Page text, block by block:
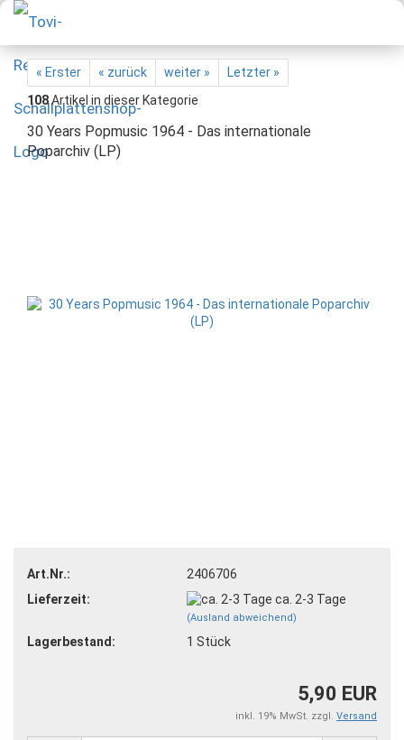
« Erster « zurück weiter »
Letzter »
108Artikel in dieser Kategorie
30 Years Popmusic 1964 - Das internationale
Poparchiv (LP)
Art.Nr.:
2406706
Lieferzeit:
ca. 2-3 Tage
(Ausland abweichend)
Lagerbestand: 1 Stück
5,90 EUR
inkl. 19% MwSt. zzgl. Versand